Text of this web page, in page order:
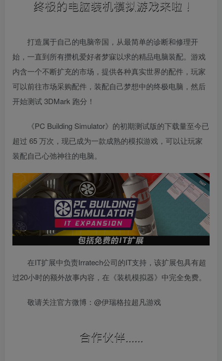
打造属于自己的电脑帝国，从最简单的诊断和修理开
始，一直到所有攒机爱好者梦寐以求的精品电脑装配。游戏
内含一个不断扩充的市场，提供各种真实世界的配件，玩家
可以前往市场采购配件，装配自己梦想中的终极电脑，然后
开始测试 3DMark 跑分！
《PC Building Simulator》的初期测试版的下载量至今已
超过 65 万次，现已成为一款成熟的模拟游戏，可以让玩家
装配自己心弛神往的电脑。
在IT扩展中负责Irratech公司的IT支持，该扩展包具有超
过20小时的额外故事内容，在《装机模拟器》中完全免费。
敬请关注官方微博：@伊瑞格拉超凡游戏